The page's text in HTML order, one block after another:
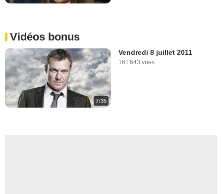
Vidéos bonus
7:35
Vendredi 8 juillet 2011
161 643 vues